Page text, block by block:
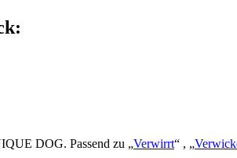
DOG. Passend zu „Verwirrt“ , „